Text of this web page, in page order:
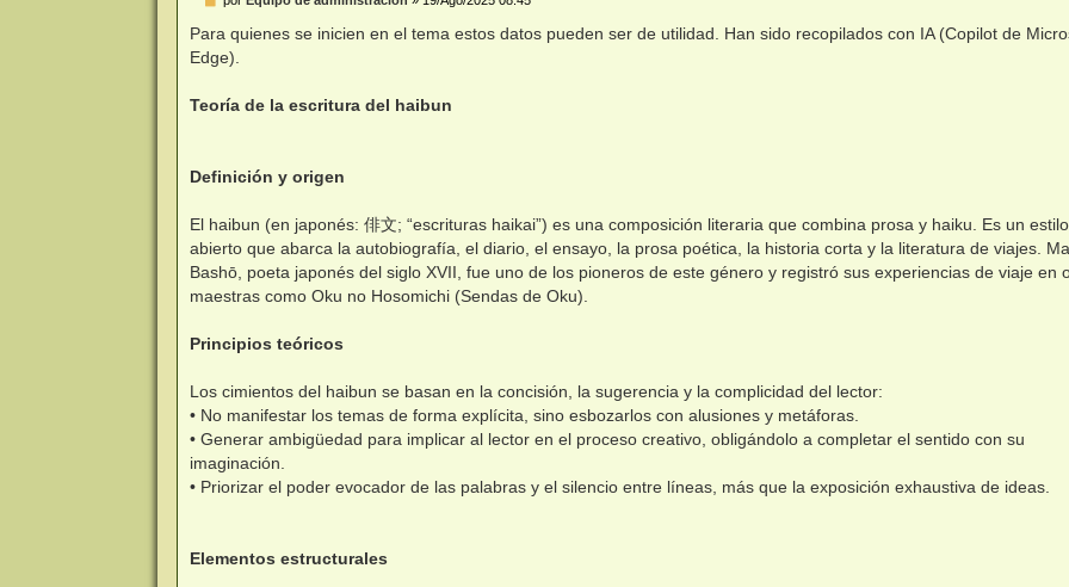
n
a
Para quienes se inicien en el tema estos datos pueden ser de utilidad. Han sido recopilados con IA (Copilot de
Edge).
Teoría de la escritura del haibun
Definición y origen
El haibun (en japonés: 俳文; “escrituras haikai”) es una composición literaria que combina prosa y haiku. Es un estilo
abierto que abarca la autobiografía, el diario, el ensayo, la prosa poética, la historia corta y la literatura de viajes.
Bashō, poeta japonés del siglo XVII, fue uno de los pioneros de este género y registró sus experiencias de viaje en
maestras como Oku no Hosomichi (Sendas de Oku).
Principios teóricos
Los cimientos del haibun se basan en la concisión, la sugerencia y la complicidad del lector:
• No manifestar los temas de forma explícita, sino esbozarlos con alusiones y metáforas.
• Generar ambigüedad para implicar al lector en el proceso creativo, obligándolo a completar el sentido con su
imaginación.
• Priorizar el poder evocador de las palabras y el silencio entre líneas, más que la exposición exhaustiva de ideas.
Elementos estructurales